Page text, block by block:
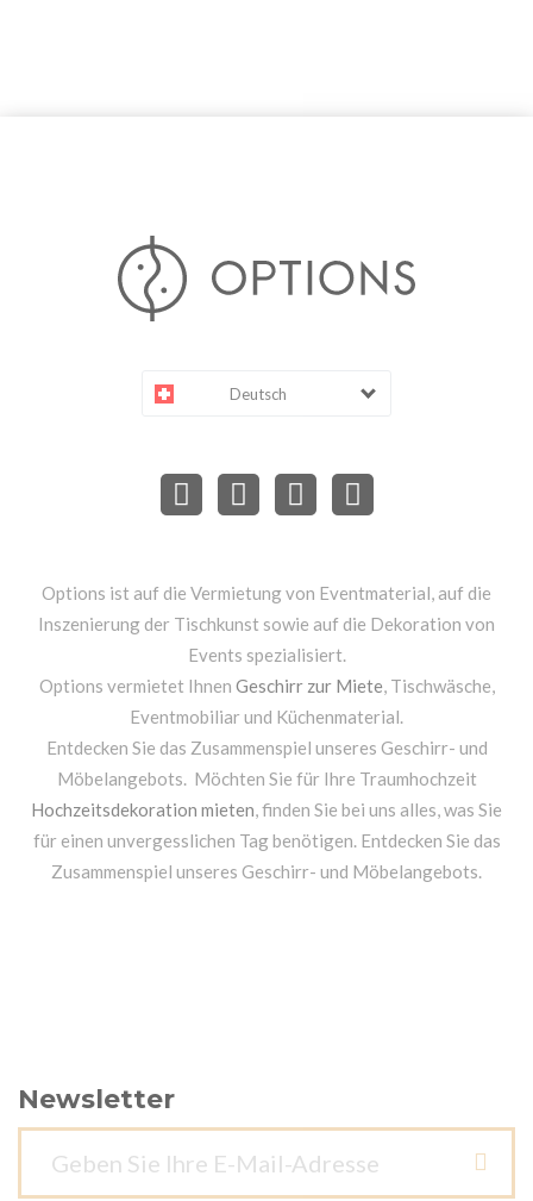
Deutsch
Options ist auf die Vermietung von Eventmaterial, auf die
Inszenierung der Tischkunst sowie auf die Dekoration von
Events spezialisiert.
Options vermietet Ihnen Geschirr zur Miete, Tischwäsche,
Eventmobiliar und Küchenmaterial.
Entdecken Sie das Zusammenspiel unseres Geschirr- und
Möbelangebots. Möchten Sie für Ihre Traumhochzeit
Hochzeitsdekoration mieten, finden Sie bei uns alles, was Sie
für einen unvergesslichen Tag benötigen. Entdecken Sie das
Zusammenspiel unseres Geschirr- und Möbelangebots.
Newsletter